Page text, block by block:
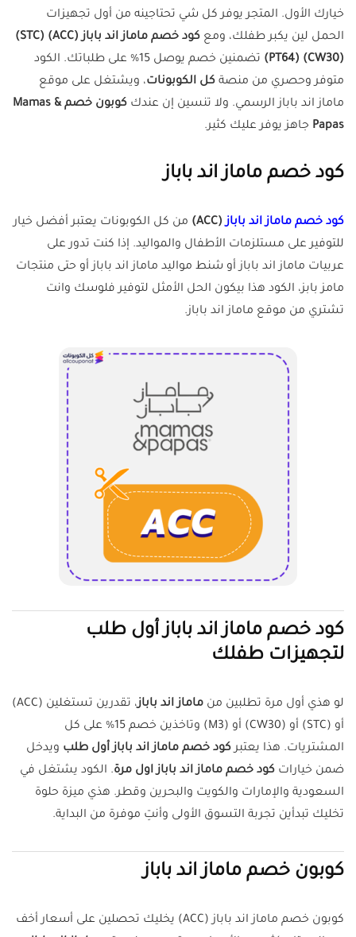
خيارك الأول. المتجر يوفر كل شي تحتاجينه من أول تجهيزات
الحمل لين يكبر طفلك، ومع
كود خصم ماماز اند باباز (ACC) (STC)
(CW30) (PT64)
تضمنين خصم يوصل 15% على طلباتك. الكود
متوفر وحصري من منصة كل الكوبونات، ويشتغل على موقع
ماماز اند باباز الرسمي. ولا تنسين إن عندك
كوبون خصم Mamas &
Papas جاهز يوفر عليك كثير.
كود خصم ماماز اند باباز
كود خصم ماماز اند باباز (ACC)
من كل الكوبونات يعتبر أفضل خيار
للتوفير على مستلزمات الأطفال والمواليد. إذا كنت تدور على
عربيات ماماز اند باباز أو شنط مواليد ماماز اند باباز أو حتى منتجات
مامز بابز، الكود هذا بيكون الحل الأمثل لتوفير فلوسك وانت
تشتري من موقع ماماز اند باباز.
كود خصم ماماز اند باباز أول طلب
لتجهيزات طفلك
لو هذي أول مرة تطلبين من ماماز اند باباز
، تقدرين تستغلين (ACC)
أو (STC) أو (CW30) أو (M3) وتاخذين خصم 15% على كل
المشتريات. هذا يعتبركود خصم ماماز اند باباز أول طلب ويدخل
ضمن خيارات كود خصم ماماز اند باباز اول مرة. الكود يشتغل في
السعودية والإمارات والكويت والبحرين وقطر. هذي ميزة حلوة
تخليك تبدأين تجربة التسوق الأولى وأنتِ موفرة من البداية.
كوبون خصم ماماز اند باباز
كوبون خصم ماماز اند باباز (ACC) يخليك تحصلين على أسعار أخف